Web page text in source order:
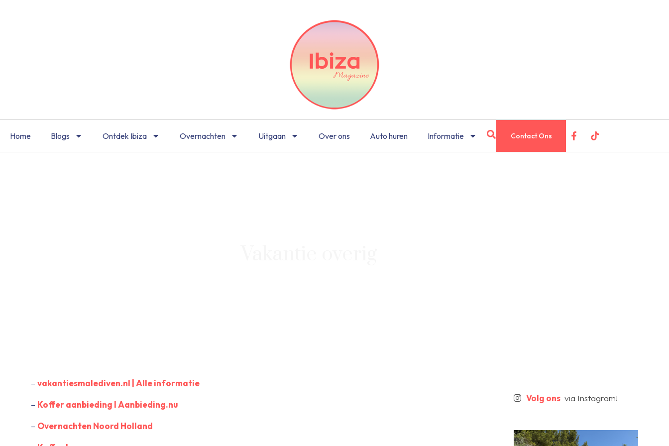
Home Blogs Ontdek Ibiza Overnachten Uitgaan Over ons Auto huren Informatie Contact Ons
– vakantiesmalediven.nl | Alle informatie
– Koffer aanbieding I Aanbieding.nu
– Overnachten Noord Holland
Volg ons via Instagram!